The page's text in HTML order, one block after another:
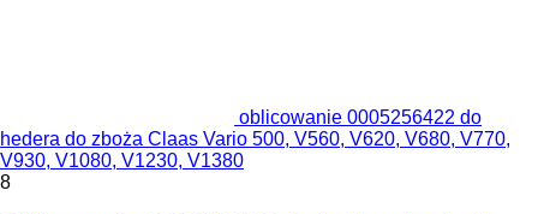
oblicowanie 0005256422 do
hedera do zboża Claas Vario 500, V560, V620, V680, V770,
V930, V1080, V1230, V1380
8